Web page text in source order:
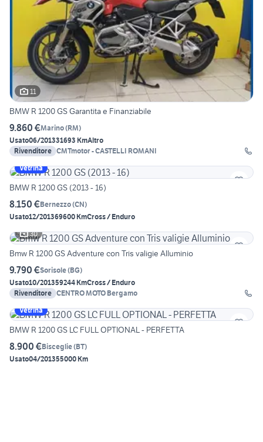
11
BMW R 1200 GS Garantita e Finanziabile
9.860 €Marino(RM)
Usato06/201331693 KmAltro
Rivenditore CMTmotor - CASTELLI ROMANI
Vetrina
BMW R 1200 GS (2013 - 16)
8.150 €Bernezzo(CN)
Usato12/201369600 KmCross / Enduro
30
Bmw R 1200 GS Adventure con Tris valigie Alluminio
9.790 €Sorisole(BG)
Usato10/201359244 KmCross / Enduro
Rivenditore CENTRO MOTO Bergamo
Vetrina
BMW R 1200 GS LC FULL OPTIONAL - PERFETTA
8.900 €Bisceglie(BT)
Usato04/201355000 Km